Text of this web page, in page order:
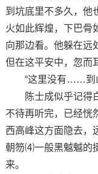
到坑底里不多久，他
火如此辉煌，下巴骨
向那边看。他躲在远
但在这平安中，忽而
“这里没有……到
陈士成似乎记得白
不待再听完，已经恍
西高峰这方面隐去，
朝笏⑷一般黑魆魆的
来。